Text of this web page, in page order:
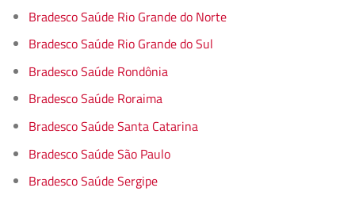
Bradesco Saúde Rio Grande do Norte
Bradesco Saúde Rio Grande do Sul
Bradesco Saúde Rondônia
Bradesco Saúde Roraima
Bradesco Saúde Santa Catarina
Bradesco Saúde São Paulo
Bradesco Saúde Sergipe